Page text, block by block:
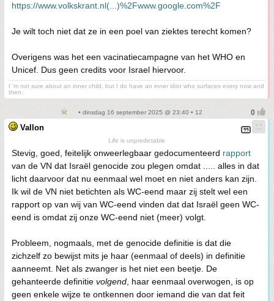
https://www.volkskrant.nl(...)%2Fwww.google.com%2F
Je wilt toch niet dat ze in een poel van ziektes terecht komen?
Overigens was het een vacinatiecampagne van het WHO en
Unicef. Dus geen credits voor Israel hiervoor.
I 'm not sure about an inner child, but I do have an inner idiot who surfaces every now and
then.
• dinsdag 16 september 2025 @ 23:40 • 12
Vallon
Life is unpredictable
Stevig, goed, feitelijk onweerlegbaar gedocumenteerd rapport
van de VN dat Israël genocide zou plegen omdat ..... alles in dat
licht daarvoor dat nu eenmaal wel moet en niet anders kan zijn.
Ik wil de VN niet betichten als WC-eend maar zij stelt wel een
rapport op van wij van WC-eend vinden dat dat Israël geen WC-
eend is omdat zij onze WC-eend niet (meer) volgt.
Probleem, nogmaals, met de genocide definitie is dat die
zichzelf zo bewijst mits je haar (eenmaal of deels) in definitie
aanneemt. Net als zwanger is het niet een beetje. De
gehanteerde definitie volgend , haar eenmaal overwogen, is op
geen enkele wijze te ontkennen door iemand die van dat feit